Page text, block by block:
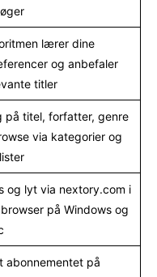
lærer dine
og anbefaler
titler
på titel, forfatter, genre
via kategorier og
og lyt via nextory.com i
på Windows og
abonnementet på